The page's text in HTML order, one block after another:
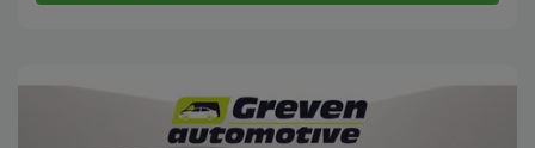
Bekijk deze auto